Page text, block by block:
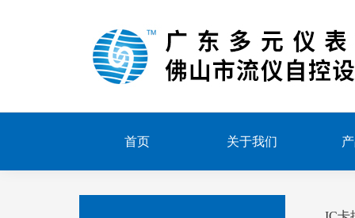
首页 关于我们